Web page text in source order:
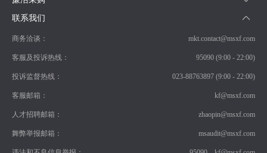
联系我们
商务洽谈： mkt.contact@msxf.com
客服及投诉热线： 95090 (9:00 - 22:00)
投诉监督热线： 023-88763897 (9:00 - 22:00)
客服邮箱： kf@msxf.com
人才招聘邮箱： zhaopin@msxf.com
舞弊举报邮箱： msaudit@msxf.com